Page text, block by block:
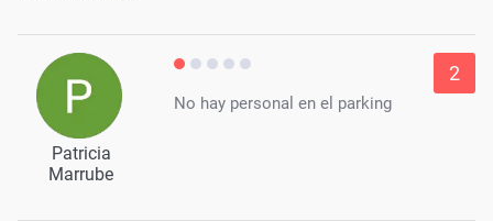
Patricia
Marrube
2
No hay personal en el parking